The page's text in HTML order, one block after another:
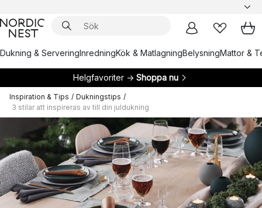
Dukning & ServeringInredningKök & MatlagningBelysningMattor &
Helgfavoriter → Shoppa nu
Inspiration & Tips / Dukningstips /
3 stilar att inspireras av till din juldukning